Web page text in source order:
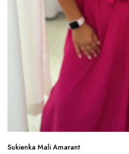
Sukienka Mali Amarant